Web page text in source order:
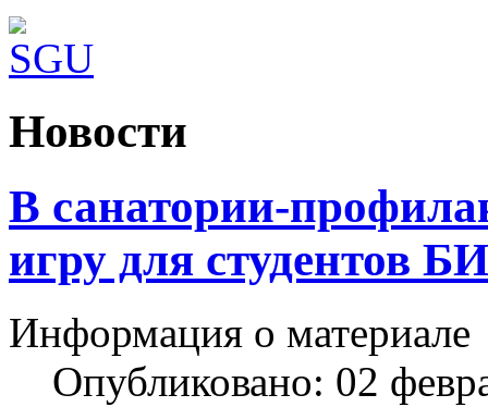
http://www.joomla3x.ru/joomla3-templates.html
Новости
В санатории-
игру для студентов
Информация о материале
Опубликовано: 02